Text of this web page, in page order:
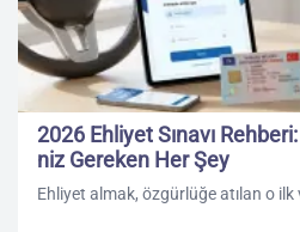
2026 Ehliyet Sınavı
niz Gereken Her Şey
Ehliyet almak, özgürlüğe atılan o ilk